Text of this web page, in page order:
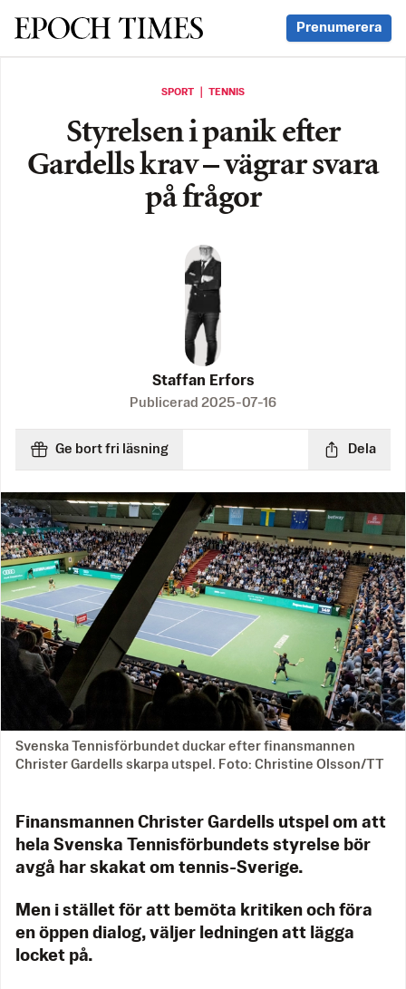
Svenska Epoch Times Prenumerera
SPORT ｜ TENNIS
Styrelsen i panik efter
Gardells krav – vägrar svara
på frågor
Staffan Erfors
Publicerad 2025-07-16
Ge bort fri läsning Dela
Svenska Tennisförbundet duckar efter finansmannen
Christer Gardells skarpa utspel. Foto: Christine Olsson/TT
Finansmannen Christer Gardells utspel om att
hela Svenska Tennisförbundets styrelse bör
avgå har skakat om tennis-Sverige.
Men i stället för att bemöta kritiken och föra
en öppen dialog, väljer ledningen att lägga
locket på.